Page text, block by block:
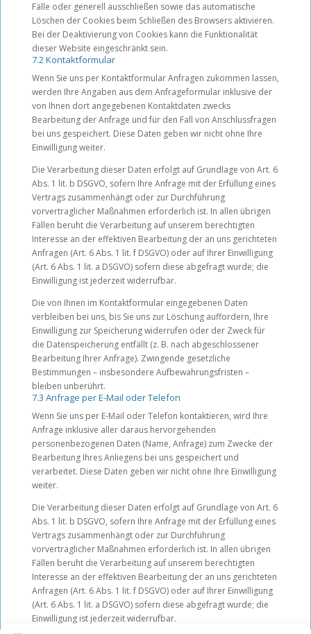
Fälle oder generell ausschließen sowie das automatische
Löschen der Cookies beim Schließen des Browsers aktivieren.
Bei der Deaktivierung von Cookies kann die Funktionalität
dieser Website eingeschränkt sein.
7.2 Kontaktformular
Wenn Sie uns per Kontaktformular Anfragen zukommen lassen,
werden Ihre Angaben aus dem Anfrageformular inklusive der
von Ihnen dort angegebenen Kontaktdaten zwecks
Bearbeitung der Anfrage und für den Fall von Anschlussfragen
bei uns gespeichert. Diese Daten geben wir nicht ohne Ihre
Einwilligung weiter.
Die Verarbeitung dieser Daten erfolgt auf Grundlage von Art. 6
Abs. 1 lit. b DSGVO, sofern Ihre Anfrage mit der Erfüllung eines
Vertrags zusammenhängt oder zur Durchführung
vorvertraglicher Maßnahmen erforderlich ist. In allen übrigen
Fällen beruht die Verarbeitung auf unserem berechtigten
Interesse an der effektiven Bearbeitung der an uns gerichteten
Anfragen (Art. 6 Abs. 1 lit. f DSGVO) oder auf Ihrer Einwilligung
(Art. 6 Abs. 1 lit. a DSGVO) sofern diese abgefragt wurde; die
Einwilligung ist jederzeit widerrufbar.
Die von Ihnen im Kontaktformular eingegebenen Daten
verbleiben bei uns, bis Sie uns zur Löschung auffordern, Ihre
Einwilligung zur Speicherung widerrufen oder der Zweck für
die Datenspeicherung entfällt (z. B. nach abgeschlossener
Bearbeitung Ihrer Anfrage). Zwingende gesetzliche
Bestimmungen – insbesondere Aufbewahrungsfristen –
bleiben unberührt.
7.3 Anfrage per E-Mail oder Telefon
Wenn Sie uns per E-Mail oder Telefon kontaktieren, wird Ihre
Anfrage inklusive aller daraus hervorgehenden
personenbezogenen Daten (Name, Anfrage) zum Zwecke der
Bearbeitung Ihres Anliegens bei uns gespeichert und
verarbeitet. Diese Daten geben wir nicht ohne Ihre Einwilligung
weiter.
Die Verarbeitung dieser Daten erfolgt auf Grundlage von Art. 6
Abs. 1 lit. b DSGVO, sofern Ihre Anfrage mit der Erfüllung eines
Vertrags zusammenhängt oder zur Durchführung
vorvertraglicher Maßnahmen erforderlich ist. In allen übrigen
Fällen beruht die Verarbeitung auf unserem berechtigten
Interesse an der effektiven Bearbeitung der an uns gerichteten
Anfragen (Art. 6 Abs. 1 lit. f DSGVO) oder auf Ihrer Einwilligung
(Art. 6 Abs. 1 lit. a DSGVO) sofern diese abgefragt wurde; die
Einwilligung ist jederzeit widerrufbar.